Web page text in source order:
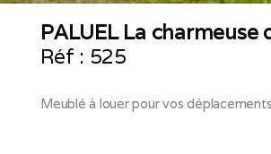
PALUEL La
Réf : 525
Meublé à louer pour vos